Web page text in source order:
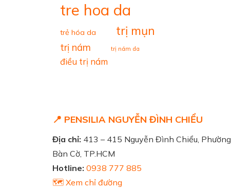
tre hoa da
trẻ hóa da trị mụn
trị nám trị nám da
điều trị nám
📍 PENSILIA NGUYỄN ĐÌNH CHIỂU
Địa chỉ: 413 – 415 Nguyễn Đình Chiểu, Phường
Bàn Cờ, TP.HCM
Hotline: 0938 777 885
🗺️ Xem chỉ đường